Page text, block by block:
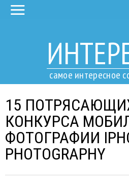
самое интересное
15
КОНКУРСА
ФОТОГРАФИИ
PHOTOGRAPHY